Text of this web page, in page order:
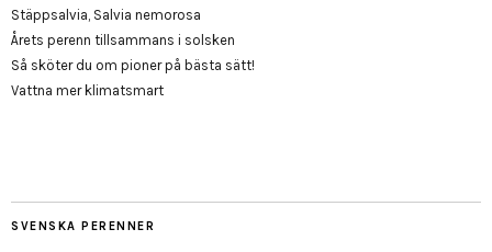
Stäppsalvia, Salvia nemorosa
Årets perenn tillsammans i solsken
Så sköter du om pioner på bästa sätt!
Vattna mer klimatsmart
SVENSKA PERENNER